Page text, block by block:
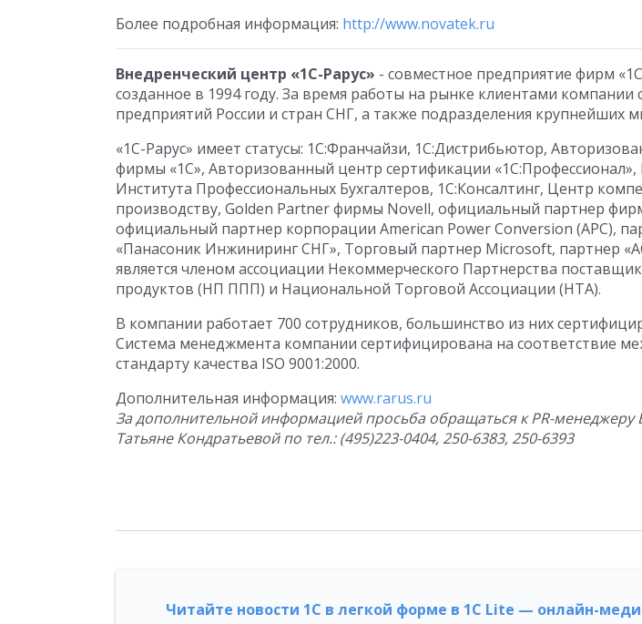
Более подробная информация: http://www.novatek.ru
Внедренческий центр «1С-Рарус» - совместное предприятие фирм
созданное в 1994 году. За время работы на рынке клиентами компании
предприятий России и стран СНГ, а также подразделения крупнейших
«1С-Рарус» имеет статусы: 1С:Франчайзи, 1С:Дистрибьютор,
фирмы «1С», Авторизованный центр сертификации
Института Профессиональных Бухгалтеров, 1С:Консалтинг, Центр
производству, Golden Partner фирмы Novell, официальный партнер
официальный партнер корпорации American Power Conversion (APC),
«Панасоник Инжиниринг СНГ», Торговый партнер Microsoft, партнер
является членом ассоциации Некоммерческого Партнерства
продуктов (НП ППП) и Национальной Торговой Ассоциации (НТА).
В компании работает 700 сотрудников, большинство из них
Система менеджмента компании сертифицирована на соответствие
стандарту качества ISO 9001:2000.
Дополнительная информация: www.rarus.ru
За дополнительной информацией просьба обращаться кPR-менеджеру
Татьяне Кондратьевой по тел.: (495)223-0404, 250-6383, 250-6393
Читайте новости 1С в легкой форме в 1С Lite — онлайн-